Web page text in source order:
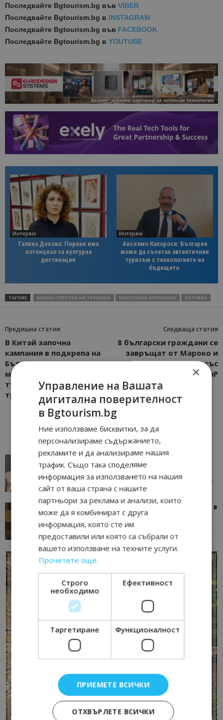
Последвайте Bgtourism.bg във VIBER
Последвайте Bgtourism.bg в INSTAGRAM
Последвайте Bgtourism.bg във FACEBOOK
Последвайте Bgtourism.bg в YOUTUBE
Интервю
Галина Декова: Перник има
потенциал за културна
дестинация
Интервю
Анселмо Капороси: България
може да съчетае автентичния
туризъм с технологиите на
бъдещето
ТАГОВЕ МИНИСТЕРСТВО НА ТУРИЗМА НИКОЛИНА АНГЕЛКОВА ОСТАВКА
Предишна статия
В Китай започна
кампания в подкрепа на
България! Изпращат ни
маски, след като наш
туристически обект ги
трогна с посланието си
Следваща статия
8 български граждани се
завръщат от Мароко и
Тенерифе със
съдействието на МВнР
AI в туризма: защо камериерка може да се
окаже по-трудна за...
AI Travel Economy с Елица Стоилова 05/08/2026 08:28
Тим Браун: Хотелите губят пари заради грешки в
данните и липсващи...
AI Travel Economy с Елица Стоилова 13/07/2026 09:02
×
Управление на Вашата
дигитална поверителност
в Bgtourism.bg
Ние използваме бисквитки, за да
персонализираме съдържанието,
рекламите и да анализираме нашия
трафик. Също така споделяме
информация за използването на нашия
сайт от ваша страна с нашите
партньори за реклама и анализи, които
може да я комбинират с друга
информация, която сте им
предоставили или която са събрали от
вашето използване на техните услуги.
Прочетете още
Строго
необходимо
Ефективност
Таргетиране Функционалност
ПРИЕМЕТЕ ВСИЧКИ
ОТХВЪРЛЕТЕ ВСИЧКИ